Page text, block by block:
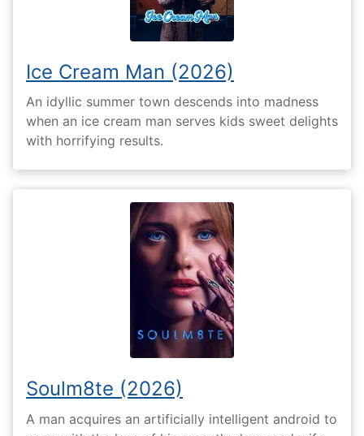
Ice Cream Man (2026)
An idyllic summer town descends into madness
when an ice cream man serves kids sweet delights
with horrifying results.
Soulm8te (2026)
A man acquires an artificially intelligent android to